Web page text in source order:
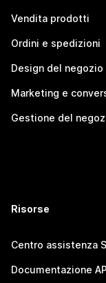
Vendita prodotti
Ordini e spedizioni
Design del negozio
Marketing e
Gestione del
Risorse
Centro assistenza
Documentazione